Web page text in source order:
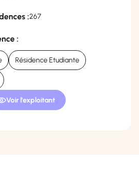
:267
:
Résidence Etudiante
Voir l'exploitant